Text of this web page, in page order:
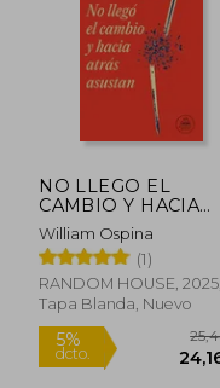
NO LLEGO EL
CAMBIO Y HACIA
ATRAS ASUSTAN
William Ospina
(1)
RANDOM HOUSE, 2025,
Tapa Blanda, Nuevo